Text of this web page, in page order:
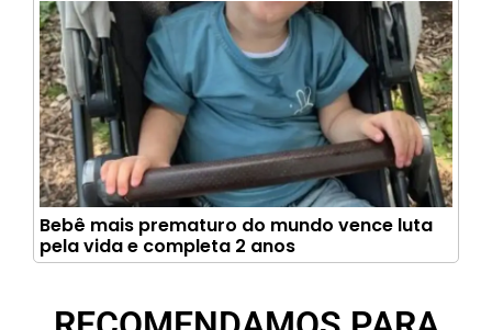
Bebê mais prematuro do mundo vence luta
pela vida e completa 2 anos